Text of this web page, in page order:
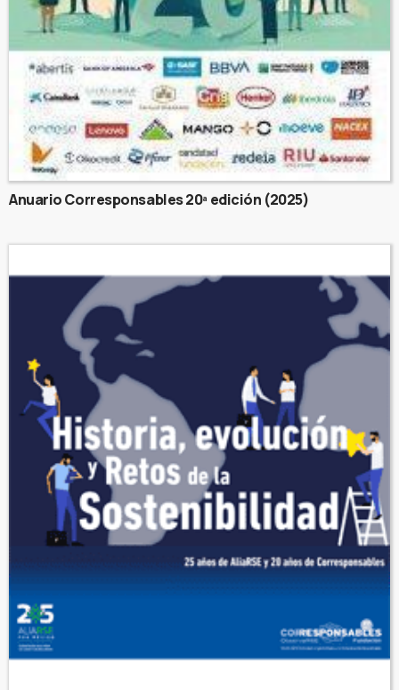
Anuario Corresponsables 20ª edición (2025)